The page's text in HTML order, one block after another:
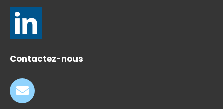
Contactez-nous